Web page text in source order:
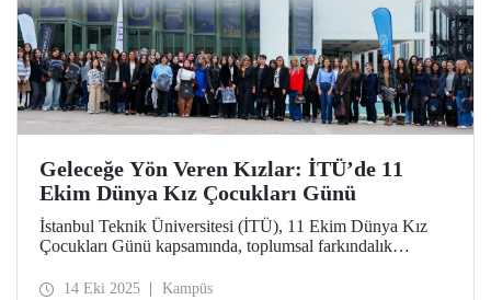
Geleceğe Yön Veren Kızlar: İTÜ’de 11
Ekim Dünya Kız Çocukları Günü
İstanbul Teknik Üniversitesi (İTÜ), 11 Ekim Dünya Kız
Çocukları Günü kapsamında, toplumsal farkındalık
mühendislik alanlarındaki yerini güçlendirmek amacıyla
14 Eki 2025 Kampüs